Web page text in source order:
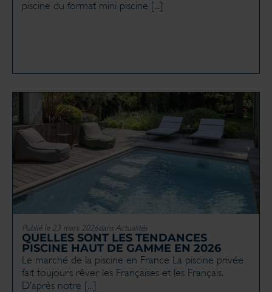
piscine du format mini piscine [...]
Publié le 23 mars 2026dans Actualités
QUELLES SONT LES TENDANCES
PISCINE HAUT DE GAMME EN 2026
Le marché de la piscine en France La piscine privée
fait toujours rêver les Françaises et les Français.
D’après notre [...]